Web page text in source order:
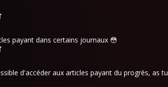
payant dans certains journaux 😳
d'accéder aux articles payant du progrès, as